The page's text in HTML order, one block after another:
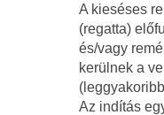
A kieséses
(regatta)
és/vagy
kerülnek a
Az indítás